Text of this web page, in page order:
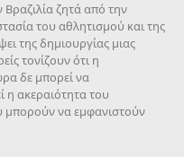
ζητά από την
του αθλητισμού και της
της δημιουργίας μιας
τονίζουν ότι η
δε μπορεί να
η ακεραιότητα του
μπορούν να εμφανιστούν